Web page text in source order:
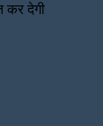
कर देगी